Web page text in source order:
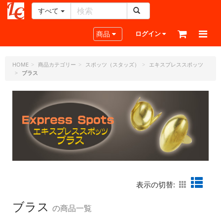
ー
ラ
フ
ト・
ピ
すべて
Toggle navigation
商品 ログイン
HOME 商品カテゴリー スポッツ（スタッズ）
エキスプレススポッツ
ブラス
表示の切替:
ブラス の商品一覧